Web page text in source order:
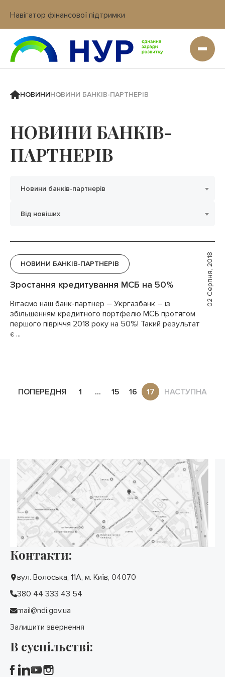
Навігатор фінансової підтримки
Вхід в кабінет IT платформи
НОВИНИНОВИНИ БАНКІВ-ПАРТНЕРІВ
НОВИНИ БАНКІВ-
ПАРТНЕРІВ
Новини банків-партнерів
Від новіших
02 Серпня, 2018
НОВИНИ БАНКІВ-ПАРТНЕРІВ
Зростання кредитування МСБ на 50%
Вітаємо наш банк-партнер – Укргазбанк – із
збільшенням кредитного портфелю МСБ протягом
першого півріччя 2018 року на 50%! Такий результат
є ...
ПОПЕРЕДНЯ 1 ... 15 16 17 НАСТУПНА
Контакти:
вул. Волоська, 11А, м. Київ, 04070
380 44 333 43 54
mail@ndi.gov.ua
Залишити звернення
В суспільстві: